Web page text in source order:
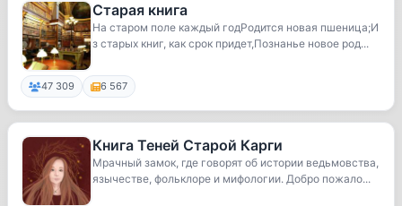
Старая книга
На старом поле каждый годРодится новая пшеница;И
з старых книг, как срок придет,Познанье новое род...
47 309 6 567
Книга Теней Старой Карги
Мрачный замок, где говорят об истории ведьмовства,
язычестве, фольклоре и мифологии. Добро пожало...